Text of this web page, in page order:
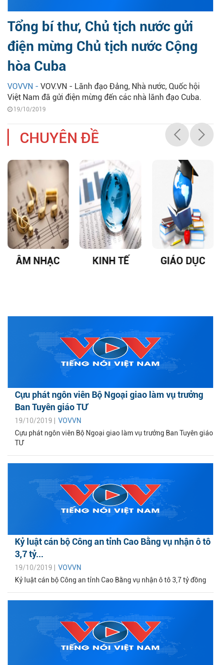
Tổng bí thư, Chủ tịch nước gửi
điện mừng Chủ tịch nước Cộng
hòa Cuba
VOVVN - VOV.VN - Lãnh đạo Đảng, Nhà nước, Quốc hội
Việt Nam đã gửi điện mừng đến các nhà lãnh đạo Cuba.
19/10/2019
CHUYÊN ĐỀ
ÂM NHẠC KINH TẾ GIÁO DỤC
Cựu phát ngôn viên Bộ Ngoại giao làm vụ trưởng
Ban Tuyên giáo TƯ
19/10/2019 | VOVVN
Cựu phát ngôn viên Bộ Ngoại giao làm vụ trưởng Ban Tuyên giáo
TƯ
Kỷ luật cán bộ Công an tỉnh Cao Bằng vụ nhận ô tô
3,7 tỷ...
19/10/2019 | VOVVN
Kỷ luật cán bộ Công an tỉnh Cao Bằng vụ nhận ô tô 3,7 tỷ đồng